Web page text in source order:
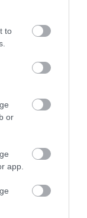
to
or
app.
van
Jelentés
Jelentés